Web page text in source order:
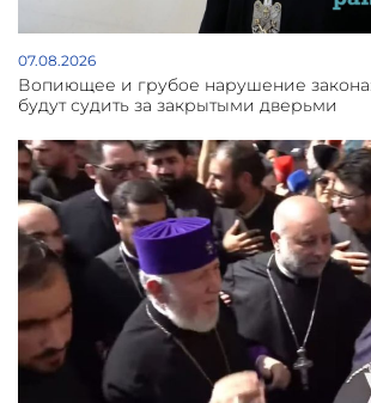
07.08.2026
Вопиющее и грубое нарушение
будут судить за закрытыми дверьми